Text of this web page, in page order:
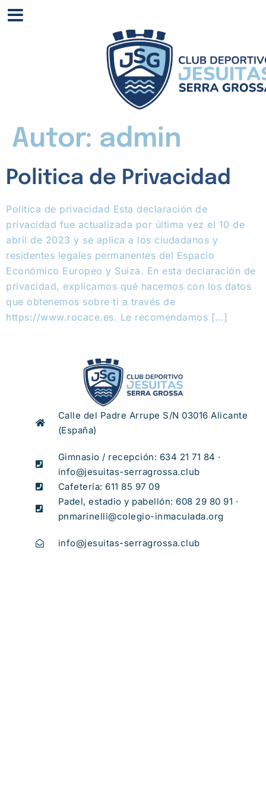
Autor: admin
Politica de Privacidad
Política de privacidad Esta declaración de
privacidad fue actualizada por última vez el 10 de
abril de 2023 y se aplica a los ciudadanos y
residentes legales permanentes del Espacio
Económico Europeo y Suiza. En esta declaración de
privacidad, explicamos qué hacemos con los datos
que obtenemos sobre ti a través de
https://www.rocace.es. Le recomendamos […]
Calle del Padre Arrupe S/N 03016 Alicante
(España)
Gimnasio / recepción: 634 21 71 84 ·
info@jesuitas-serragrossa.club
Cafetería: 611 85 97 09
Padel, estadio y pabellón: 608 29 80 91 ·
pnmarinelli@colegio-inmaculada.org
info@jesuitas-serragrossa.club